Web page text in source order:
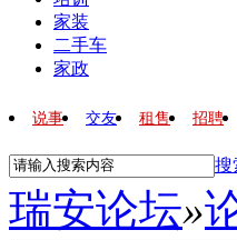
家装
二手车
家政
说事 交友 租售 招聘
搜
瑞安论坛»